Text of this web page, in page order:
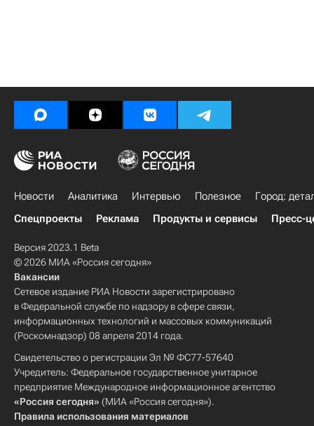
Новости Аналитика Интервью Полезное
Город:
Спецпроекты
Реклама Продукты и сервисы Пресс-
Версия 2023.1 Beta
© 2026 МИА «Россия сегодня»
Вакансии
Сетевое издание РИА Новости зарегистрировано
в Федеральной службе по надзору в сфере связи,
информационных технологий и массовых коммуникаций
(Роскомнадзор) 08 апреля 2014 года.
Свидетельство о регистрации Эл № ФС77-57640
Учредитель: Федеральное государственное унитарное
предприятие Международное информационное агентство
«Россия сегодня» (МИА «Россия сегодня»).
Правила использования материалов